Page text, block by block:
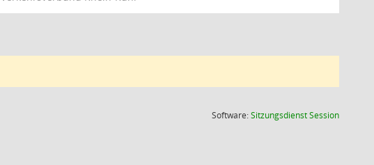
Software:SitzungsdienstSession(Wird in